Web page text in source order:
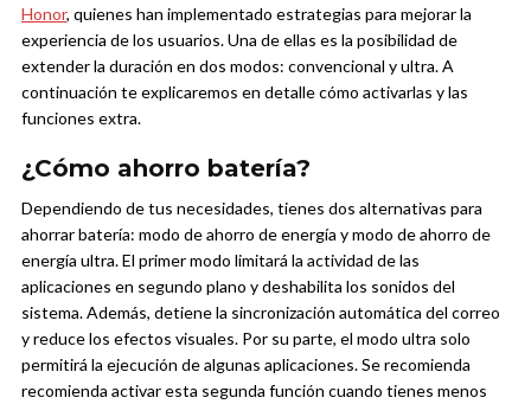
Honor, quienes han implementado estrategias para mejorar la
experiencia de los usuarios. Una de ellas es la posibilidad de
extender la duración en dos modos: convencional y ultra. A
continuación te explicaremos en detalle cómo activarlas y las
funciones extra.
¿Cómo ahorro batería?
Dependiendo de tus necesidades, tienes dos alternativas para
ahorrar batería: modo de ahorro de energía y modo de ahorro de
energía ultra. El primer modo limitará la actividad de las
aplicaciones en segundo plano y deshabilita los sonidos del
sistema. Además, detiene la sincronización automática del correo
y reduce los efectos visuales. Por su parte, el modo ultra solo
permitirá la ejecución de algunas aplicaciones. Se recomienda
recomienda activar esta segunda función cuando tienes menos